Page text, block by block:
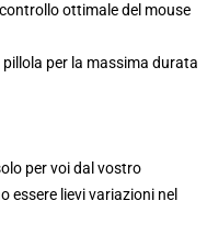
ottimale del mouse
per la massima durata
per voi dal vostro
essere lievi variazioni nel